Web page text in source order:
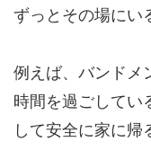
ずっとその場にい
例えば、バンドメ
時間を過ごしてい
して安全に家に帰